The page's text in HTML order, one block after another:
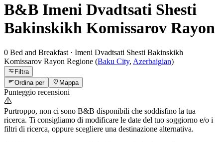
B&B Imeni Dvadtsati Shesti
Bakinskikh Komissarov Rayon
0 Bed and Breakfast · Imeni Dvadtsati Shesti Bakinskikh
Komissarov Rayon Regione (Baku City, Azerbaigian)
Filtra
Ordina per
Mappa
Punteggio recensioni
Purtroppo, non ci sono B&B disponibili che soddisfino la tua
ricerca. Ti consigliamo di modificare le date del tuo soggiorno e/o i
filtri di ricerca, oppure scegliere una destinazione alternativa.